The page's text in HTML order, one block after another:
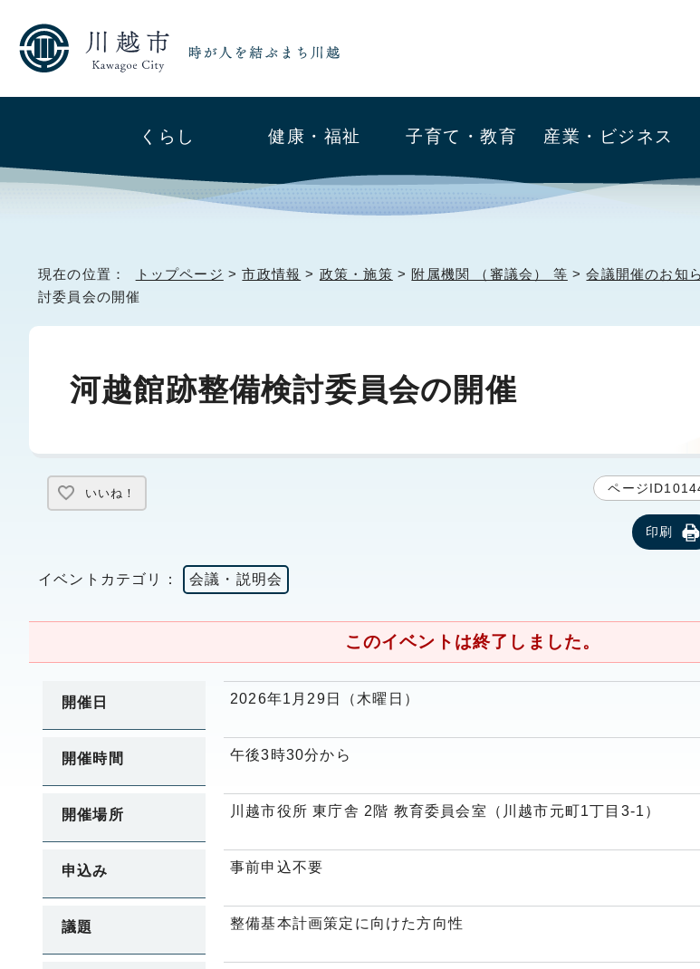
くらし 健康・福祉 子育て・教育 産業・ビジネス
現在の位置： トップページ >市政情報 > 政策・施策 > 附属機関 （審議会） 等 >会議開催のお知
討委員会の開催
河越館跡整備検討委員会の開催
いいね！ ページ
印刷
イベントカテゴリ： 会議・説明会
このイベントは終了しました。
開催日 2026年1月29日（木曜日）
開催時間 午後3時30分から
開催場所 川越市役所 東庁舎 2階 教育委員会室（川越市元町1丁目3-1）
申込み 事前申込不要
議題 整備基本計画策定に向けた方向性